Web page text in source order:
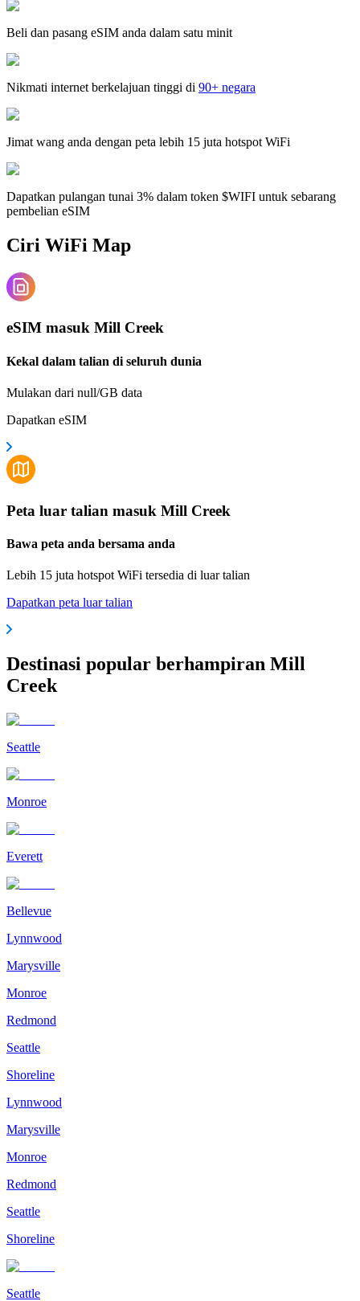
Beli dan pasang eSIM anda dalam satu minit
Nikmati internet berkelajuan tinggi di 90+ negara
Jimat wang anda dengan peta lebih 15 juta hotspot WiFi
Dapatkan pulangan tunai 3% dalam token $WIFI untuk sebarang
pembelian eSIM
Ciri WiFi Map
eSIM masuk Mill Creek
Kekal dalam talian di seluruh dunia
Mulakan dari null/GB data
Dapatkan eSIM
Peta luar talian masuk Mill Creek
Bawa peta anda bersama anda
Lebih 15 juta hotspot WiFi tersedia di luar talian
Dapatkan peta luar talian
Destinasi popular berhampiran Mill
Creek
Seattle
Monroe
Everett
Bellevue
Lynnwood
Marysville
Monroe
Redmond
Seattle
Shoreline
Lynnwood
Marysville
Monroe
Redmond
Seattle
Shoreline
Seattle